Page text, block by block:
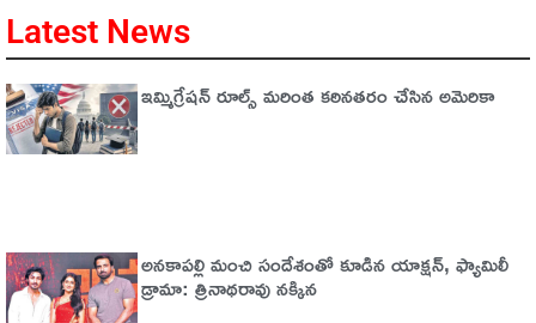
Latest News
ఇమ్మిగ్రేషన్‌ రూల్స్‌ మరింత కఠినతరం చేసిన అమెరికా
అనకాపల్లి మంచి సందేశంతో కూడిన యాక్షన్, ఫ్యామిలీ
డ్రామా: త్రినాథరావు నక్కిన